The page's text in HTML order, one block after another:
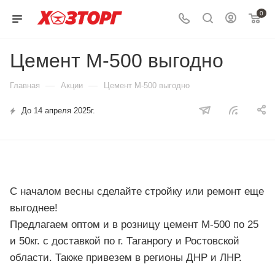
0
Цемент М-500 выгодно
Главная — Акции — Цемент М-500 выгодно
До 14 апреля 2025г.
С началом весны сделайте стройку или ремонт еще
выгоднее!
Предлагаем оптом и в розницу цемент М-500 по 25
и 50кг. с доставкой по г. Таганрогу и Ростовской
области. Также привезем в регионы ДНР и ЛНР.